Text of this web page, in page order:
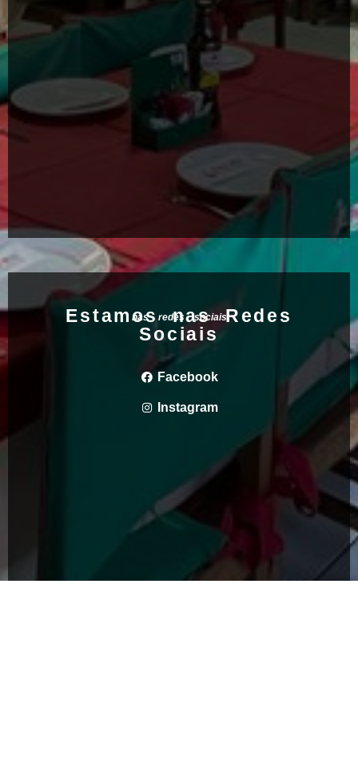
nas redes sociais
Estamos nas Redes
Sociais
Facebook
Instagram